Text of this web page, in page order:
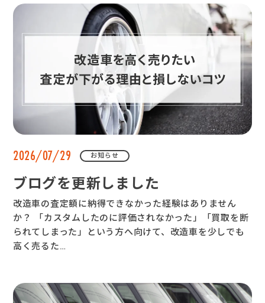
2026/07/29 お知らせ
ブログを更新しました
改造車の査定額に納得できなかった経験はありません
か？ 「カスタムしたのに評価されなかった」「買取を断
られてしまった」という方へ向けて、改造車を少しでも
高く売るた…